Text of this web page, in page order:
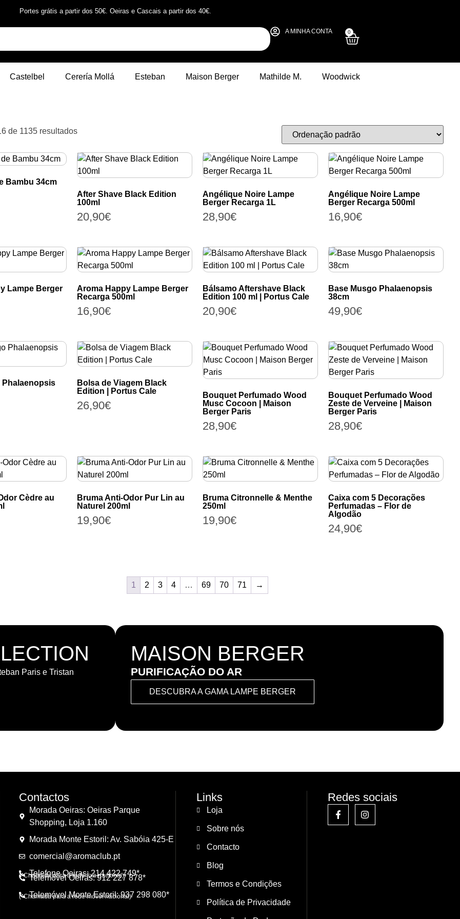
Portes grátis a partir dos 50€. Oeiras e Cascais a partir dos 40€.
A MINHA CONTA 0
Castelbel Cerería Mollá Esteban Maison Berger Mathilde M. Woodwick
de 1135 resultados
Bambu 34cm
After Shave Black Edition
100ml
20,90€
Angélique Noire Lampe
Berger Recarga 1L
28,90€
Angélique Noire Lampe
Berger Recarga 500ml
16,90€
Lampe Berger
Aroma Happy Lampe Berger
Recarga 500ml
16,90€
Bálsamo Aftershave Black
Edition 100 ml | Portus Cale
20,90€
Base Musgo Phalaenopsis
38cm
49,90€
Phalaenopsis
Bolsa de Viagem Black
Edition | Portus Cale
26,90€
Bouquet Perfumado Wood
Musc Cocoon | Maison
Berger Paris
28,90€
Bouquet Perfumado Wood
Zeste de Verveine | Maison
Berger Paris
28,90€
Cèdre au
Bruma Anti-Odor Pur Lin au
Naturel 200ml
19,90€
Bruma Citronnelle & Menthe
250ml
19,90€
Caixa com 5 Decorações
Perfumadas – Flor de
Algodão
24,90€
1 2 3 4 … 69 70 71 →
Paris e Tristan
MAISON BERGER
PURIFICAÇÃO DO AR
DESCUBRA A GAMA LAMPE BERGER
Contactos
Morada Oeiras: Oeiras Parque
Shopping, Loja 1.160
Morada Monte Estoril: Av. Sabóia 425-E
comercial@aromaclub.pt
Telefone Oeiras: 214 422 749*
(*Chamada para a rede fixa nacional)
Telemóvel Oeiras: 912 227 878*
Telemóvel Monte Estoril: 937 298 080*
(*Chamada para a rede móvel nacional)
Links
Loja
Sobre nós
Contacto
Blog
Termos e Condições
Política de Privacidade
Redes sociais